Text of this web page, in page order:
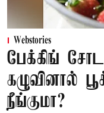
Webstories
பேக்கிங்
கழுவினால்
நீங்குமா?